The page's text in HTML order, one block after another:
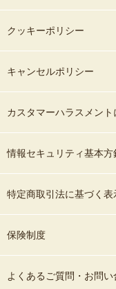
クッキーポリシー
キャンセルポリシー
カスタマーハラスメン
情報セキュリティ基本方
特定商取引法に基づく表
保険制度
よくあるご質問・お問い